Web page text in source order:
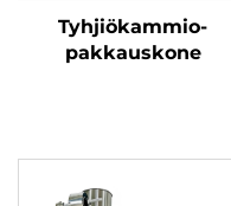
Tyhjiökammio-
pakkauskone